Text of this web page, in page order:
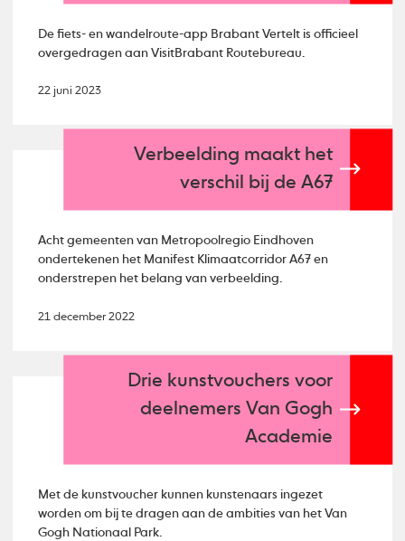
De fiets- en wandelroute-app Brabant Vertelt is officieel
overgedragen aan VisitBrabant Routebureau.
22 juni 2023
Verbeelding maakt het
verschil bij de A67
Acht gemeenten van Metropoolregio Eindhoven
ondertekenen het Manifest Klimaatcorridor A67 en
onderstrepen het belang van verbeelding.
21 december 2022
Drie kunstvouchers voor
deelnemers Van Gogh
Academie
Met de kunstvoucher kunnen kunstenaars ingezet
worden om bij te dragen aan de ambities van het Van
Gogh Nationaal Park.